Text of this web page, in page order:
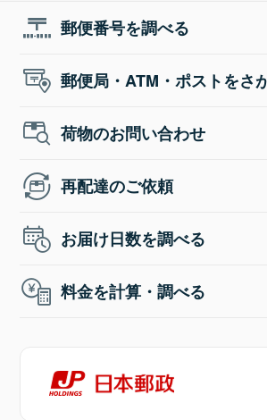
郵便番号を調べる
郵便局・ATM・ポストをさ
荷物のお問い合わせ
再配達のご依頼
お届け日数を調べる
料金を計算・調べる